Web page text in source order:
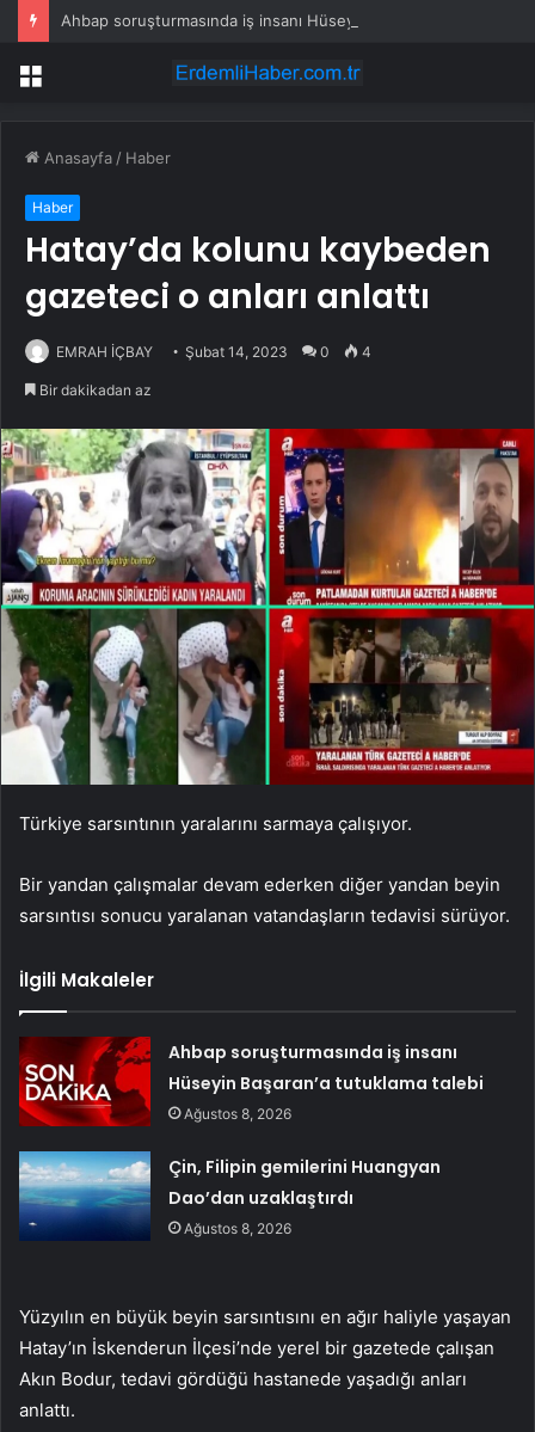
Menü
Anasayfa / Haber
Haber
Hatay’da kolunu kaybeden
gazeteci o anları anlattı
EMRAH İÇBAY Şubat 14, 2023 0 4
Bir dakikadan az
Türkiye sarsıntının yaralarını sarmaya çalışıyor.
Bir yandan çalışmalar devam ederken diğer yandan beyin
sarsıntısı sonucu yaralanan vatandaşların tedavisi sürüyor.
İlgili Makaleler
Ahbap soruşturmasında iş insanı
Hüseyin Başaran’a tutuklama talebi
Ağustos 8, 2026
Çin, Filipin gemilerini Huangyan
Dao’dan uzaklaştırdı
Ağustos 8, 2026
Yüzyılın en büyük beyin sarsıntısını en ağır haliyle yaşayan
Hatay’ın İskenderun İlçesi’nde yerel bir gazetede çalışan
Akın Bodur, tedavi gördüğü hastanede yaşadığı anları
anlattı.